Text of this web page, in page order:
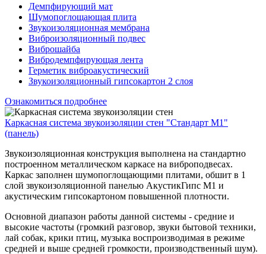
Демпфирующий мат
Шумопоглощающая плита
Звукоизоляционная мембрана
Виброизоляционный подвес
Виброшайба
Вибродемпфирующая лента
Герметик виброакустический
Звукоизоляционный гипсокартон 2 слоя
Ознакомиться подробнее
Каркасная система звукоизоляции стен "Стандарт М1"
(панель)
Звукоизоляционная конструкция выполнена на стандартно
построенном металлическом каркасе на виброподвесах.
Каркас заполнен шумопоглощающими плитами, обшит в 1
слой звукоизоляционной панелью АкустикГипс М1 и
акустическим гипсокартоном повышенной плотности.
Основной диапазон работы данной системы - средние и
высокие частоты (громкий разговор, звуки бытовой техники,
лай собак, крики птиц, музыка воспроизводимая в режиме
средней и выше средней громкости, производственный шум).